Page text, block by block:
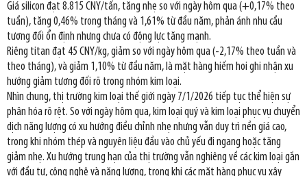
Giá silicon đạt 8.815 CNY/tấn, tăng nhẹ so với ngày hôm qua (+0,17% theo
tuần), tăng 0,46% trong tháng và 1,61% từ đầu năm, phản ánh nhu cầu
tương đối ổn định nhưng chưa có động lực tăng mạnh.
Riêng titan đạt 45 CNY/kg, giảm so với ngày hôm qua (-2,17% theo tuần và
theo tháng), và giảm 1,10% từ đầu năm, là mặt hàng hiếm hoi ghi nhận xu
hướng giảm tương đối rõ trong nhóm kim loại.
Nhìn chung, thị trường kim loại thế giới ngày 7/1/2026 tiếp tục thể hiện sự
phân hóa rõ rệt. So với ngày hôm qua, kim loại quý và kim loại phục vụ chuyển
dịch năng lượng có xu hướng điều chỉnh nhẹ nhưng vẫn duy trì nền giá cao,
trong khi nhóm thép và nguyên liệu đầu vào chủ yếu đi ngang hoặc tăng
giảm nhẹ. Xu hướng trung hạn của thị trường vẫn nghiêng về các kim loại gắn
với đầu tư, công nghệ và năng lượng, trong khi các mặt hàng phục vụ xây